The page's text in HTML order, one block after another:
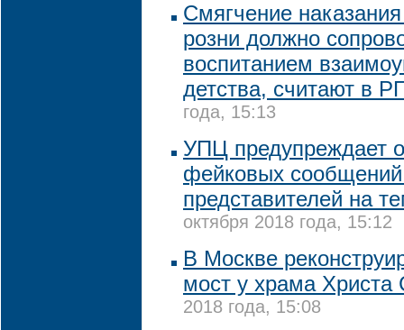
Смягчение
розни должно
воспитанием
детства, считают в
года, 15:13
УПЦ предупреждает
фейковых
представителей на
октября 2018 года, 15:12
В Москве
мост у храма Христа
2018 года, 15:08